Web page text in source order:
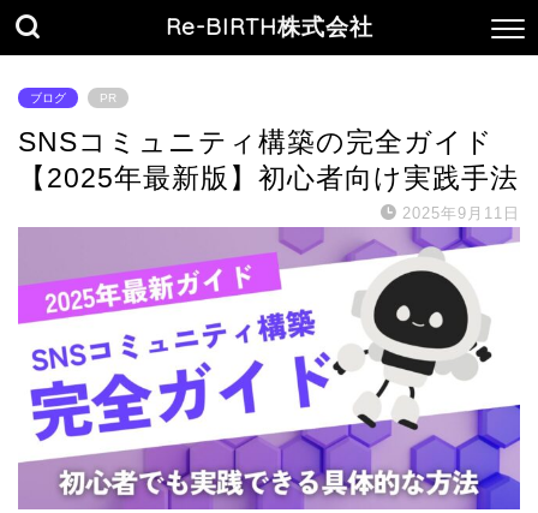
Re-BIRTH株式会社
ブログ PR
SNSコミュニティ構築の完全ガイド
【2025年最新版】初心者向け実践手法
2025年9月11日